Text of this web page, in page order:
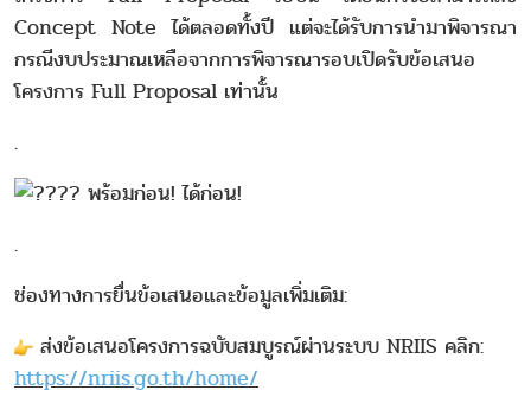
Concept Note ได้ตลอดทั้งปี แต่จะได้รับการนำมาพิจารณา
กรณีงบประมาณเหลือจากการพิจารณารอบเปิดรับข้อเสนอ
โครงการ Full Proposal เท่านั้น
.
พร้อมก่อน! ได้ก่อน!
.
ช่องทางการยื่นข้อเสนอและข้อมูลเพิ่มเติม:
ส่งข้อเสนอโครงการฉบับสมบูรณ์ผ่านระบบ NRIIS คลิก:
https://nriis.go.th/home/